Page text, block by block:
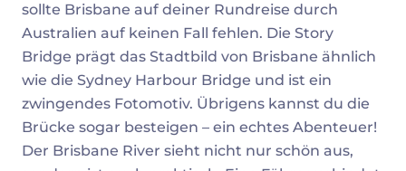
sollte Brisbane auf deiner Rundreise durch
Australien auf keinen Fall fehlen. Die Story
Bridge prägt das Stadtbild von Brisbane ähnlich
wie die Sydney Harbour Bridge und ist ein
zwingendes Fotomotiv. Übrigens kannst du die
Brücke sogar besteigen – ein echtes Abenteuer!
Der Brisbane River sieht nicht nur schön aus,